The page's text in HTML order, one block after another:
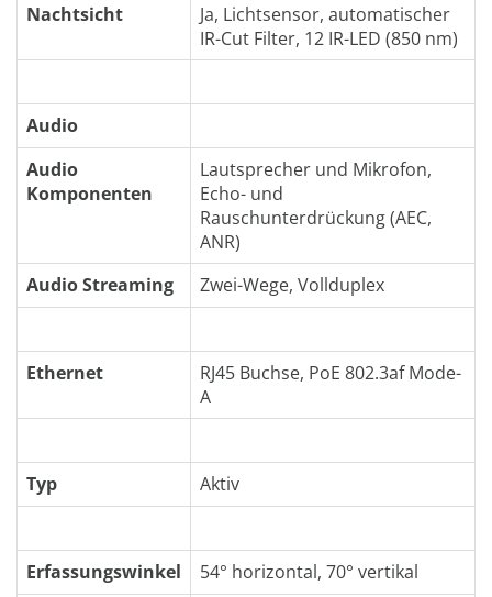
Nachtsicht
Ja, Lichtsensor, automatischer
IR-Cut Filter, 12 IR-LED (850 nm)
Audio
Audio
Komponenten
Lautsprecher und Mikrofon,
Echo- und
Rauschunterdrückung (AEC,
ANR)
Audio Streaming
Zwei-Wege, Vollduplex
Ethernet
RJ45 Buchse, PoE 802.3af Mode-
A
Typ Aktiv
Erfassungswinkel 54° horizontal, 70° vertikal